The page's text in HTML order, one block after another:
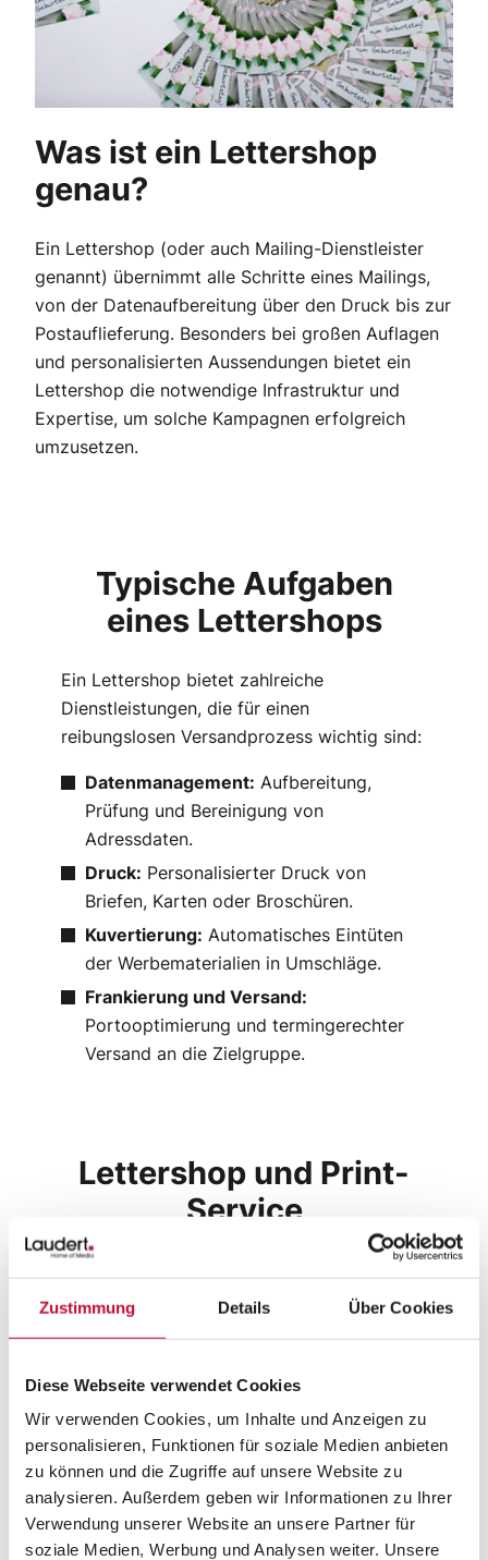
Zustimmung Details Über Cookies
Diese Webseite verwendet Cookies
Wir verwenden Cookies, um Inhalte und Anzeigen zu
personalisieren, Funktionen für soziale Medien anbieten
zu können und die Zugriffe auf unsere Website zu
analysieren. Außerdem geben wir Informationen zu Ihrer
Verwendung unserer Website an unsere Partner für
soziale Medien, Werbung und Analysen weiter. Unsere
Was ist ein Lettershop
genau?
Ein Lettershop (oder auch Mailing-Dienstleister
genannt) übernimmt alle Schritte eines Mailings,
von der Datenaufbereitung über den Druck bis zur
Postauflieferung. Besonders bei großen Auflagen
und personalisierten Aussendungen bietet ein
Lettershop die notwendige Infrastruktur und
Expertise, um solche Kampagnen erfolgreich
umzusetzen.
Typische Aufgaben
eines Lettershops
Ein Lettershop bietet zahlreiche
Dienstleistungen, die für einen
reibungslosen Versandprozess wichtig sind:
Datenmanagement: Aufbereitung,
Prüfung und Bereinigung von
Adressdaten.
Druck: Personalisierter Druck von
Briefen, Karten oder Broschüren.
Kuvertierung: Automatisches Eintüten
der Werbematerialien in Umschläge.
Frankierung und Versand:
Portooptimierung und termingerechter
Versand an die Zielgruppe.
Lettershop und Print-
Service
Bestandteil vieler Lettershop-
Druckerzeugnisse in hoher Qualität und
nach individuellen Anforderungen
produziert werden. Ob Flyer,Prospekte,
Broschüren oder personalisierte Briefe – der
Druck erfolgt effizient, termingerecht und in
enger Abstimmung mit den
Versandprozessen des Lettershops. Durch